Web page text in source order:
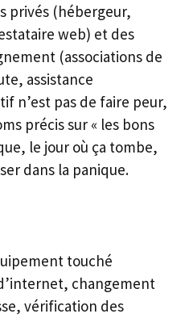
privés (hébergeur,
web) et des
(associations de
assistance
n’est pas de faire peur,
précis sur « les bons
le jour où ça tombe,
dans la panique.
touché
changement
vérification des